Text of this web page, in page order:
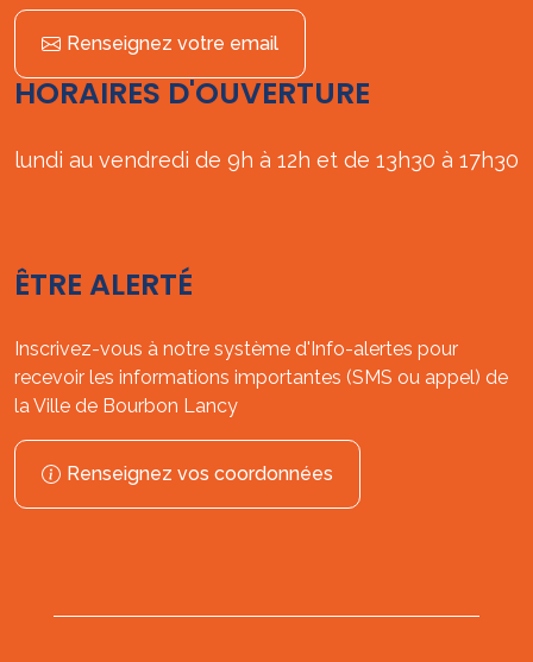
Renseignez votre email
HORAIRES D'OUVERTURE
lundi au vendredi de 9h à 12h et de 13h30 à 17h30
ÊTRE ALERTÉ
Inscrivez-vous à notre système d'Info-alertes pour
recevoir les informations importantes (SMS ou appel) de
la Ville de Bourbon Lancy
Renseignez vos coordonnées